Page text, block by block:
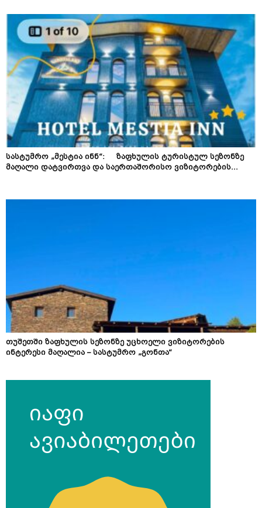
სასტუმრო „მესტია ინნ“: ზაფხულის ტურისტულ სეზონზე
მაღალი დატვირთვა და საერთაშორისო ვიზიტორების...
თუშეთში ზაფხულის სეზონზე უცხოელი ვიზიტორების
ინტერესი მაღალია – სასტუმრო „გონთა“